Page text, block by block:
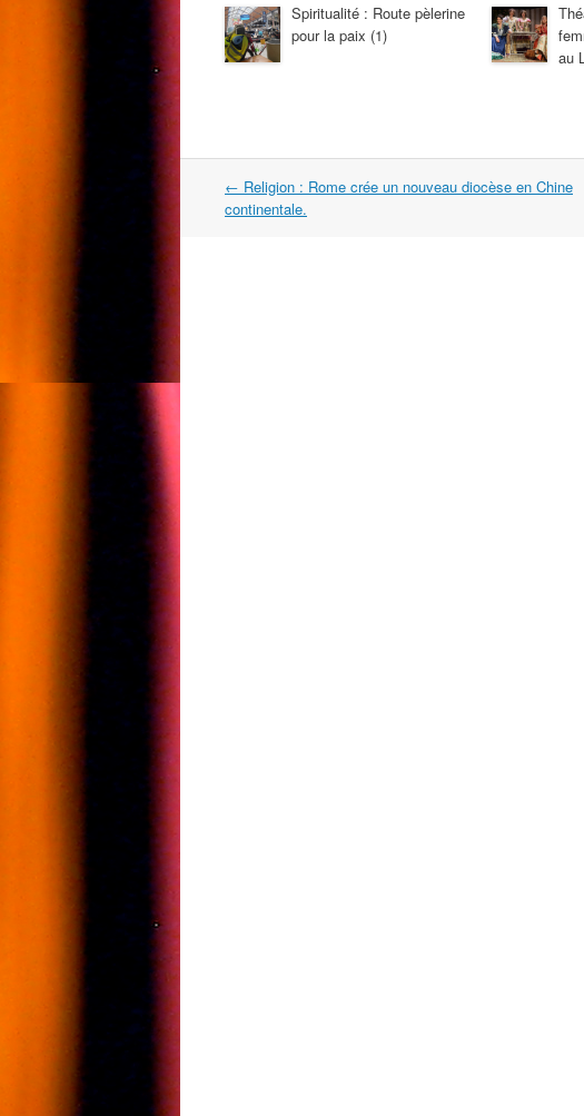
Spiritualité : Route pèlerine
pour la paix (1)
au
Navigation
dans
← Religion : Rome crée un nouveau diocèse en Chine
continentale.